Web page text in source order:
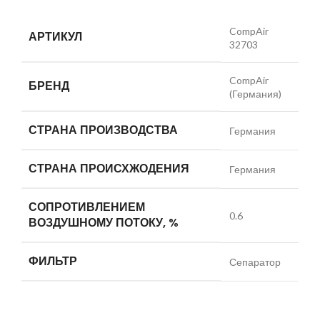
АРТИКУЛ
CompAir
32703
БРЕНД
CompAir
(Германия)
СТРАНА ПРОИЗВОДСТВА Германия
СТРАНА ПРОИСХЖОДЕНИЯ Германия
СОПРОТИВЛЕНИЕМ
ВОЗДУШНОМУ ПОТОКУ, %
0.6
ФИЛЬТР Сепаратор